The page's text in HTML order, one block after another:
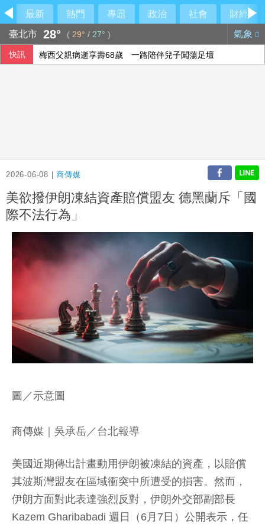
最新 熱門 專題 政治 社會
財經
臺北市 28° ( 29° / 27° ) 氣象
快訊 梅西父親病逝享壽68歲 一路陪伴兒子闖蕩足壇
2026-06-08 |商傳媒
美欲撥伊朗凍結資產賠償盟友 德黑蘭斥「國
際不法行為」
圖／示意圖
商傳媒 ｜吳承岳／台北報導
美國近期傳出計畫動用伊朗被凍結的資產，以賠償
其波斯灣盟友在區域衝突中所遭受的損害。然而，
伊朗方面對此表達強烈反對，伊朗外交部副部長
Kazem Gharibabadi 週日（6月7日）公開表示，任